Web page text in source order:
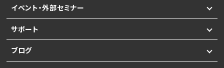
イベント・外部セミナー
サポート
ブログ